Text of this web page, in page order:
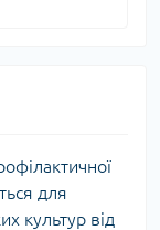
для
культур від